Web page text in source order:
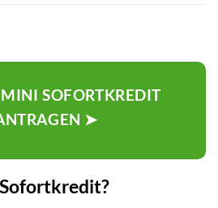
SOFORTKREDIT
➤